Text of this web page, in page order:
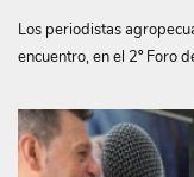
Los periodistas
encuentro, en el 2º Foro